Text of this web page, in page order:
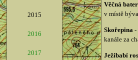
2015
2016
2017
Věčná
v místě
Skořepina-
kanále za
Ježibabí